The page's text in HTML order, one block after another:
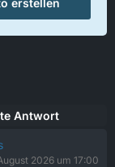
erstellen
Antwort
2026 um 17:00